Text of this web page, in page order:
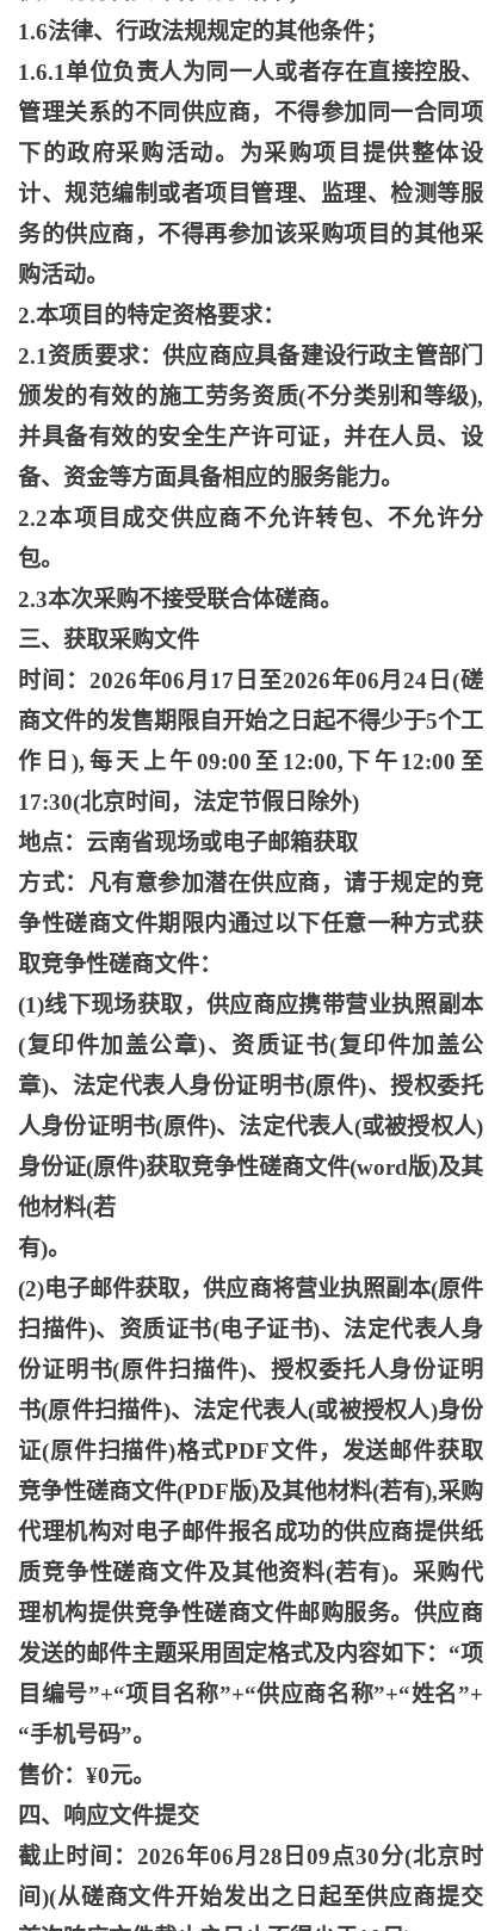
1.6法律、行政法规规定的其他条件；
1.6.1单位负责人为同一人或者存在直接控股、
管理关系的不同供应商，不得参加同一合同项
下的政府采购活动。为采购项目提供整体设
计、规范编制或者项目管理、监理、检测等服
务的供应商，不得再参加该采购项目的其他采
购活动。
2.本项目的特定资格要求：
2.1资质要求：供应商应具备建设行政主管部门
颁发的有效的施工劳务资质(不分类别和等级),
并具备有效的安全生产许可证，并在人员、设
备、资金等方面具备相应的服务能力。
2.2本项目成交供应商不允许转包、不允许分
包。
2.3本次采购不接受联合体磋商。
三、获取采购文件
时间： 2026年06月17日至2026年06月24日(磋
商文件的发售期限自开始之日起不得少于5个工
作日),每天上午09:00至12:00,下午12:00至
17:30(北京时间，法定节假日除外)
地点：云南省现场或电子邮箱获取
方式：凡有意参加潜在供应商，请于规定的竞
争性磋商文件期限内通过以下任意一种方式获
取竞争性磋商文件：
(1)线下现场获取，供应商应携带营业执照副本
(复印件加盖公章)、资质证书(复印件加盖公
章)、法定代表人身份证明书(原件)、授权委托
人身份证明书(原件)、法定代表人(或被授权人)
身份证(原件)获取竞争性磋商文件(word版)及其
他材料(若
有)。
(2)电子邮件获取，供应商将营业执照副本(原件
扫描件)、资质证书(电子证书)、法定代表人身
份证明书(原件扫描件)、授权委托人身份证明
书(原件扫描件)、法定代表人(或被授权人)身份
证(原件扫描件)格式PDF文件，发送邮件获取
竞争性磋商文件(PDF版)及其他材料(若有),采购
代理机构对电子邮件报名成功的供应商提供纸
质竞争性磋商文件及其他资料(若有)。采购代
理机构提供竞争性磋商文件邮购服务。供应商
发送的邮件主题采用固定格式及内容如下：“项
目编号”+“项目名称”+“供应商名称”+“姓名”+
“手机号码”。
售价： ¥0元。
四、响应文件提交
截止时间： 2026年06月28日09点30分(北京时
间)(从磋商文件开始发出之日起至供应商提交